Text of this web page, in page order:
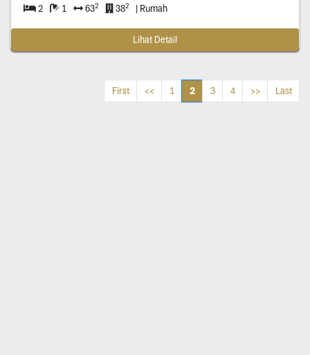
2 1 632 382 | Rumah
Lihat Detail
First << 1 2 3 4 >> Last